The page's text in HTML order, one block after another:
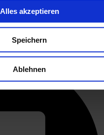
Alles akzeptieren
Speichern
Ablehnen